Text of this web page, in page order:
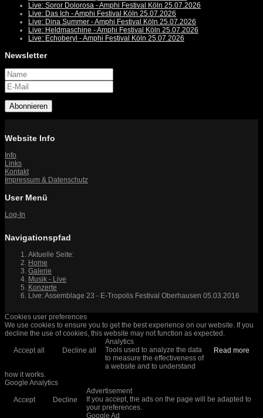
Live: Soror Dolorosa - Amphi Festival Köln 25.07.2026
Live: Das Ich - Amphi Festival Köln 25.07.2026
Live: Dina Summer - Amphi Festival Köln 25.07.2026
Live: Heldmaschine - Amphi Festival Köln 25.07.2026
Live: Echoberyl - Amphi Festival Köln 25.07.2026
Newsletter
Abonnieren
Website Info
Info
Links
Kontakt
Impressum & Datenschutz
User Menü
Log-In
Navigationspfad
Aktuelle Seite:
Home
Galerie
Musik - Live
Konzerte
Live: Assemblage 23 - E-Tropolis Festival Oberhausen 05.03.2016
Cookies user preferences
We use cookies to ensure you to get the best experience on our website. If you
decline the use of cookies, this website may not function as expected.
Accept all Decline all Read more
Analytics
Tools used to analyze the data
to measure the effectiveness of
a website and to understand
how it works.
Google Analytics
Accept Decline
Advertisement
If you accept, the ads on the page will be adapted to
your preferences.
Google Ad